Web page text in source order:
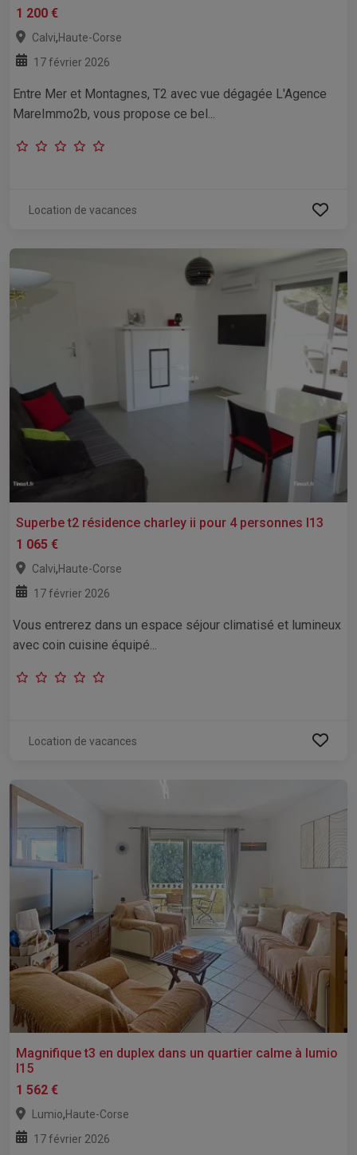
1 200 €
Calvi,Haute-Corse
17 février 2026
Entre Mer et Montagnes, T2 avec vue dégagée L'Agence
MareImmo2b, vous propose ce bel...
Location de vacances
Superbe t2 résidence charley ii pour 4 personnes l13
1 065 €
Calvi,Haute-Corse
17 février 2026
Vous entrerez dans un espace séjour climatisé et lumineux
avec coin cuisine équipé...
Location de vacances
Magnifique t3 en duplex dans un quartier calme à lumio
l15
1 562 €
Lumio,Haute-Corse
17 février 2026